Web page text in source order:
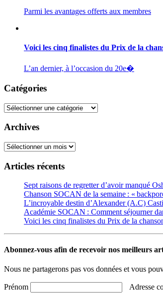
Parmi les avantages offerts aux membres
Voici les cinq finalistes du Prix de la
L’an dernier, à l’occasion du 20e�
Catégories
Catégories
Archives
Archives
Articles récents
Sept raisons de regretter d’avoir manqué
Chanson SOCAN de la semaine : «
L’incroyable destin d’Alexander (A.C)
Académie SOCAN : Comment séjourner
Voici les cinq finalistes du Prix de la
Abonnez-vous afin de recevoir nos meilleurs
Nous ne partagerons pas vos données et vous
Prénom Adresse